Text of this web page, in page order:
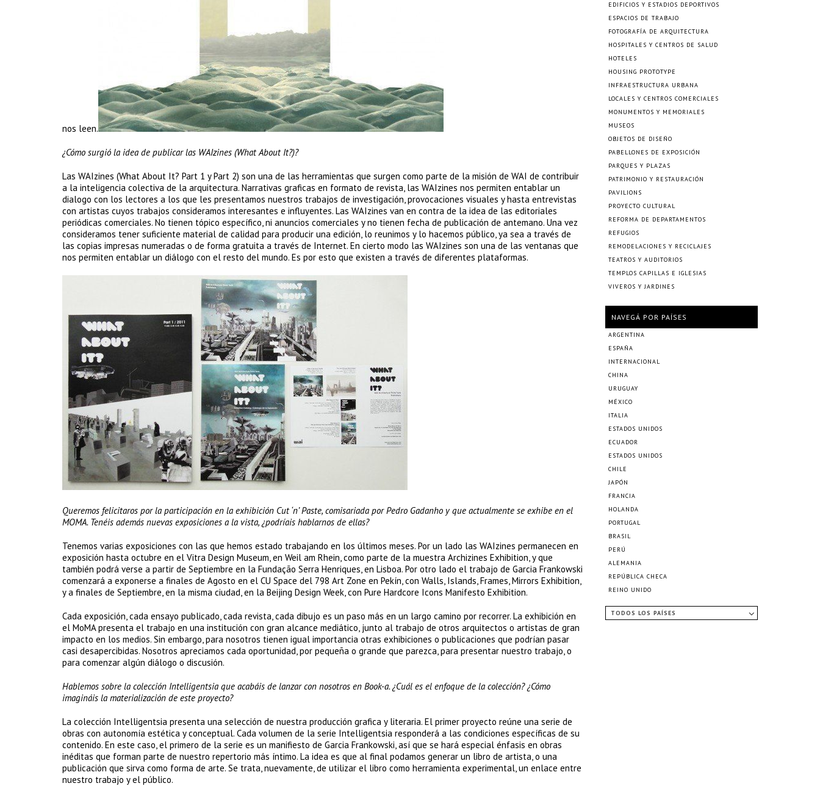
nos leen.
¿Cómo surgió la idea de publicar las WAIzines (What About It?)?
Las WAIzines (What About It? Part 1 y Part 2) son una de las herramientas que surgen como parte de la misión de WAI de contribuir
a la inteligencia colectiva de la arquitectura. Narrativas graficas en formato de revista, las WAIzines nos permiten entablar un
dialogo con los lectores a los que les presentamos nuestros trabajos de investigación, provocaciones visuales y hasta entrevistas
con artistas cuyos trabajos consideramos interesantes e influyentes. Las WAIzines van en contra de la idea de las editoriales
periódicas comerciales. No tienen tópico específico, ni anuncios comerciales y no tienen fecha de publicación de antemano. Una vez
consideramos tener suficiente material de calidad para producir una edición, lo reunimos y lo hacemos público, ya sea a través de
las copias impresas numeradas o de forma gratuita a través de Internet. En cierto modo las WAIzines son una de las ventanas que
nos permiten entablar un diálogo con el resto del mundo. Es por esto que existen a través de diferentes plataformas.
Queremos felicitaros por la participación en la exhibición Cut ‘n’ Paste, comisariada por Pedro Gadanho y que actualmente se exhibe en el
MOMA. Tenéis además nuevas exposiciones a la vista, ¿podríais hablarnos de ellas?
Tenemos varias exposiciones con las que hemos estado trabajando en los últimos meses. Por un lado las WAIzines permanecen en
exposición hasta octubre en el Vitra Design Museum, en Weil am Rhein, como parte de la muestra Archizines Exhibition, y que
también podrá verse a partir de Septiembre en la Fundação Serra Henriques, en Lisboa. Por otro lado el trabajo de Garcia Frankowski
comenzará a exponerse a finales de Agosto en el CU Space del 798 Art Zone en Pekín, con Walls, Islands, Frames, Mirrors Exhibition,
y a finales de Septiembre, en la misma ciudad, en la Beijing Design Week, con Pure Hardcore Icons Manifesto Exhibition.
Cada exposición, cada ensayo publicado, cada revista, cada dibujo es un paso más en un largo camino por recorrer. La exhibición en
el MoMA presenta el trabajo en una institución con gran alcance mediático, junto al trabajo de otros arquitectos o artistas de gran
impacto en los medios. Sin embargo, para nosotros tienen igual importancia otras exhibiciones o publicaciones que podrían pasar
casi desapercibidas. Nosotros apreciamos cada oportunidad, por pequeña o grande que parezca, para presentar nuestro trabajo, o
para comenzar algún diálogo o discusión.
Hablemos sobre la colección Intelligentsia que acabáis de lanzar con nosotros en Book-a. ¿Cuál es el enfoque de la colección? ¿Cómo
imagináis la materialización de este proyecto?
La colección Intelligentsia presenta una selección de nuestra producción grafica y literaria. El primer proyecto reúne una serie de
obras con autonomía estética y conceptual. Cada volumen de la serie Intelligentsia responderá a las condiciones específicas de su
contenido. En este caso, el primero de la serie es un manifiesto de Garcia Frankowski, así que se hará especial énfasis en obras
inéditas que forman parte de nuestro repertorio más íntimo. La idea es que al final podamos generar un libro de artista, o una
publicación que sirva como forma de arte. Se trata, nuevamente, de utilizar el libro como herramienta experimental, un enlace entre
nuestro trabajo y el público.
EDIFICIOS Y ESTADIOS DEPORTIVOS
ESPACIOS DE TRABAJO
FOTOGRAFÍA DE ARQUITECTURA
HOSPITALES Y CENTROS DE SALUD
HOTELES
HOUSING PROTOTYPE
INFRAESTRUCTURA URBANA
LOCALES Y CENTROS COMERCIALES
MONUMENTOS Y MEMORIALES
MUSEOS
OBJETOS DE DISEÑO
PABELLONES DE EXPOSICIÓN
PARQUES Y PLAZAS
PATRIMONIO Y RESTAURACIÓN
PAVILIONS
PROYECTO CULTURAL
REFORMA DE DEPARTAMENTOS
REFUGIOS
REMODELACIONES Y RECICLAJES
TEATROS Y AUDITORIOS
TEMPLOS CAPILLAS E IGLESIAS
VIVEROS Y JARDINES
NAVEGÁ POR PAÍSES
ARGENTINA
ESPAÑA
INTERNACIONAL
CHINA
URUGUAY
MÉXICO
ITALIA
ESTADOS UNIDOS
ECUADOR
ESTADOS UNIDOS
CHILE
JAPÓN
FRANCIA
HOLANDA
PORTUGAL
BRASIL
PERÚ
ALEMANIA
REPÚBLICA CHECA
REINO UNIDO
TODOS LOS PAÍSES